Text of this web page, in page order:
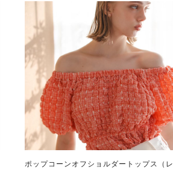
ポップコーンオフショルダートップス（レ